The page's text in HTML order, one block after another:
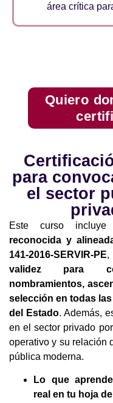
área crítica
Quiero
para
el sector
Este curso
reconocida y
141-2016-SERVIR-PE,
validez para
nombramientos,
selección en todas
del Estado. Además,
en el sector privado
operativo y su relación
pública moderna.
Lo que
real en tu hoja